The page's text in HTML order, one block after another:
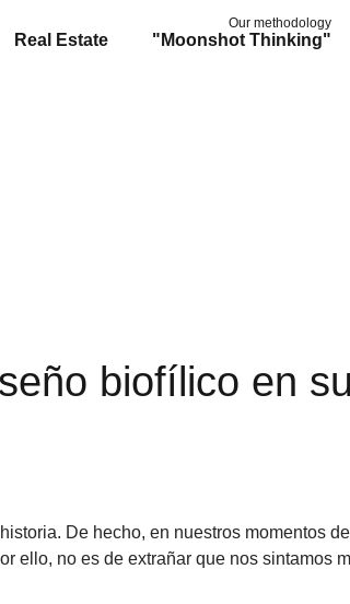
Real Estate
Our methodology
"Moonshot Thinking"
seño biofí ico en su
De hecho, en nuestros momentos
ello, no es de extrañar que nos sintamos